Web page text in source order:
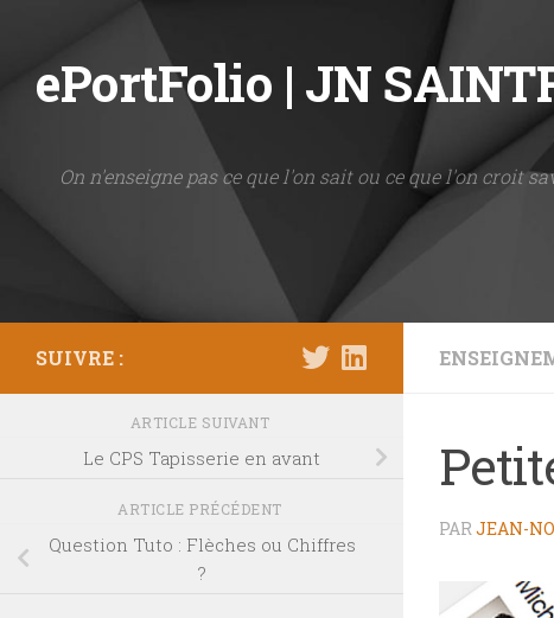
Skip to content
ePortFolio | JN
On n'enseigne pas ce que l'on sait ou ce que l'on croit
PARJEAN-
SUIVRE :
ARTICLE SUIVANT
Le CPS Tapisserie en avant
ARTICLE PRÉCÉDENT
Question Tuto : Flèches ou Chiffres
?